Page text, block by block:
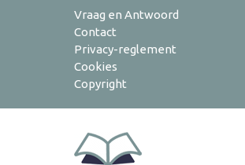
Vraag en Antwoord
Contact
Privacy-reglement
Cookies
Copyright